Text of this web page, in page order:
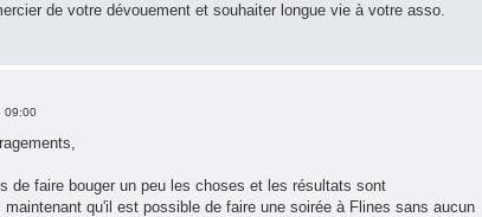
de votre dévouement et souhaiter longue vie à votre asso.
09:00
de faire bouger un peu les choses et les résultats sont
qu'il est possible de faire une soirée à Flines sans aucun